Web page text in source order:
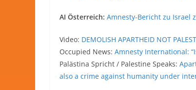
AI Österreich: Amnesty-Bericht zu Israel
Video: DEMOLISH APARTHEID NOT
Occupied News: Amnesty International:
Palästina Spricht / Palestine Speaks:
also a crime against humanity under